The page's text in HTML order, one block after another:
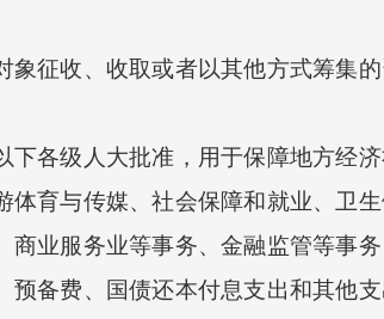
征收、收取或者以其他方式筹集的
各级人大批准，用于保障地方经济
育与传媒、社会保障和就业、卫
业服务业等事务、金融监管等事务
备费、国债还本付息支出和其他支